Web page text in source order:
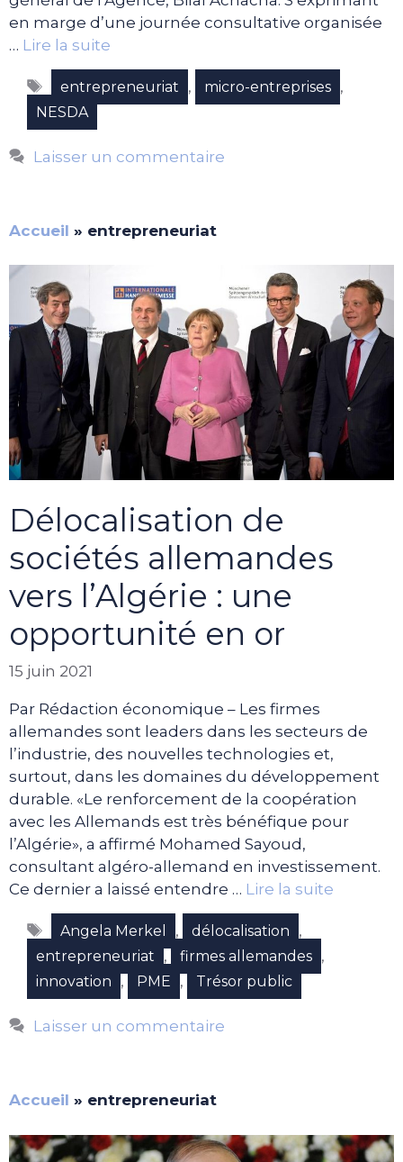
en marge d’une journée consultative organisée
… Lire la suite
Étiquettes
entrepreneuriat , micro-entreprises ,
NESDA
Laisser un commentaire
Accueil » entrepreneuriat
Délocalisation de
sociétés allemandes
vers l’Algérie : une
opportunité en or
15 juin 2021
Par Rédaction économique – Les firmes
allemandes sont leaders dans les secteurs de
l’industrie, des nouvelles technologies et,
surtout, dans les domaines du développement
durable. «Le renforcement de la coopération
avec les Allemands est très bénéfique pour
l’Algérie», a affirmé Mohamed Sayoud,
consultant algéro-allemand en investissement.
Ce dernier a laissé entendre … Lire la suite
Étiquettes
Angela Merkel , délocalisation ,
entrepreneuriat , firmes allemandes ,
innovation , PME , Trésor public
Laisser un commentaire
Accueil » entrepreneuriat